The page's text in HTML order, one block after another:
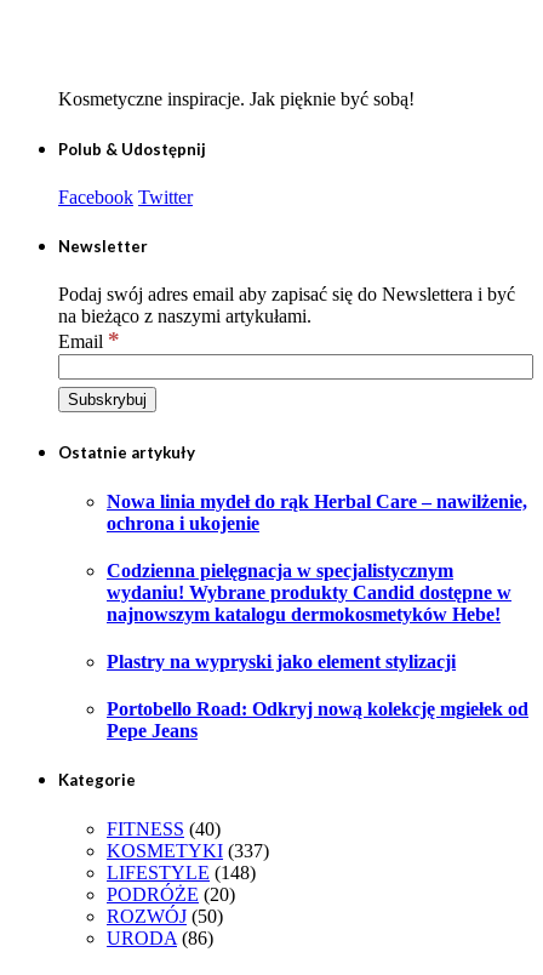
Kosmetyczne inspiracje. Jak pięknie być sobą!
Polub & Udostępnij
Facebook Twitter
Newsletter
Podaj swój adres email aby zapisać się do Newslettera i być
na bieżąco z naszymi artykułami.
Email *
Ostatnie artykuły
Nowa linia mydeł do rąk Herbal Care – nawilżenie,
ochrona i ukojenie
Codzienna pielęgnacja w specjalistycznym
wydaniu! Wybrane produkty Candid dostępne w
najnowszym katalogu dermokosmetyków Hebe!
Plastry na wypryski jako element stylizacji
Portobello Road: Odkryj nową kolekcję mgiełek od
Pepe Jeans
Kategorie
FITNESS (40)
KOSMETYKI (337)
LIFESTYLE (148)
PODRÓŻE (20)
ROZWÓJ (50)
URODA (86)